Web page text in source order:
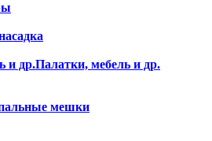
Палатки, мебель и др.
мешки